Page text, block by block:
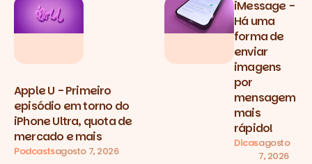
Apple U - Primeiro
episódio em torno do
iPhone Ultra, quota de
mercado e mais
Podcastsagosto 7, 2026
iMessage -
Há uma
forma de
enviar
imagens
por
mensagem
mais
rápido!
Dicasagosto
7, 2026